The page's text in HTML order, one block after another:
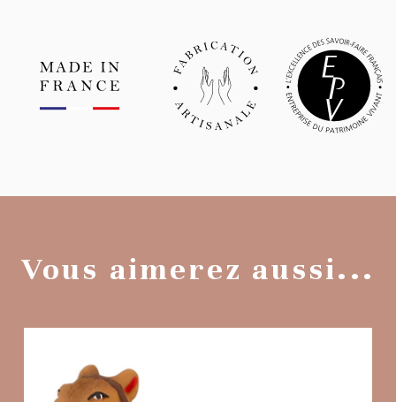
Vous aimerez aussi...